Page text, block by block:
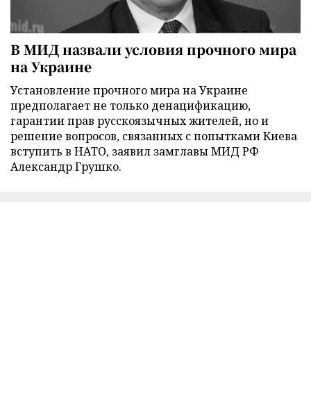
В МИД назвали условия прочного мира
на Украине
Установление прочного мира на Украине
предполагает не только денацификацию,
гарантии прав русскоязычных жителей, но и
решение вопросов, связанных с попытками Киева
вступить в НАТО, заявил замглавы МИД РФ
Александр Грушко.